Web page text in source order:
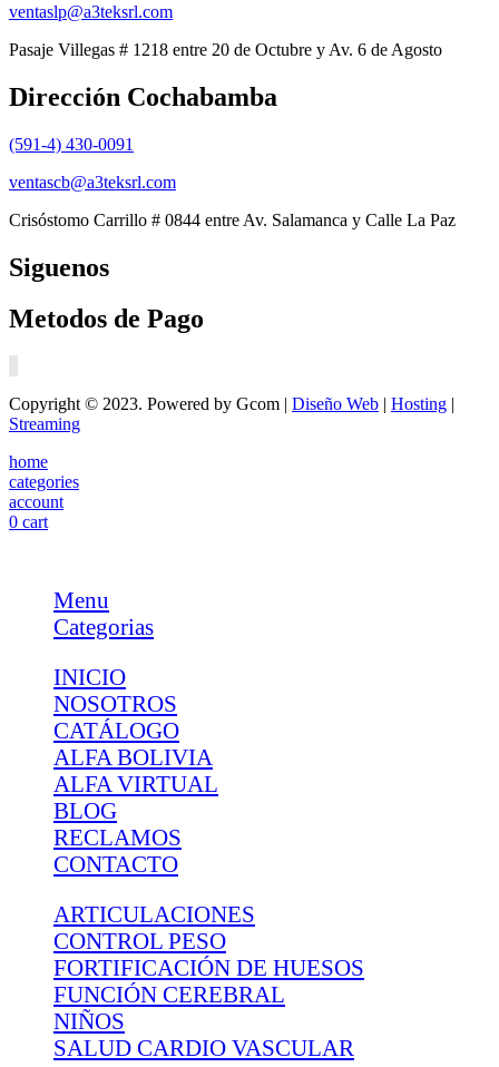
ventaslp@a3teksrl.com
Pasaje Villegas # 1218 entre 20 de Octubre y Av. 6 de Agosto
Dirección Cochabamba
(591-4) 430-0091
ventascb@a3teksrl.com
Crisóstomo Carrillo # 0844 entre Av. Salamanca y Calle La Paz
Siguenos
Metodos de Pago
Copyright © 2023. Powered by Gcom | Diseño Web | Hosting |
Streaming
home
categories
account
0 cart
Menu
Categorias
INICIO
NOSOTROS
CATÁLOGO
ALFA BOLIVIA
ALFA VIRTUAL
BLOG
RECLAMOS
CONTACTO
ARTICULACIONES
CONTROL PESO
FORTIFICACIÓN DE HUESOS
FUNCIÓN CEREBRAL
NIÑOS
SALUD CARDIO VASCULAR